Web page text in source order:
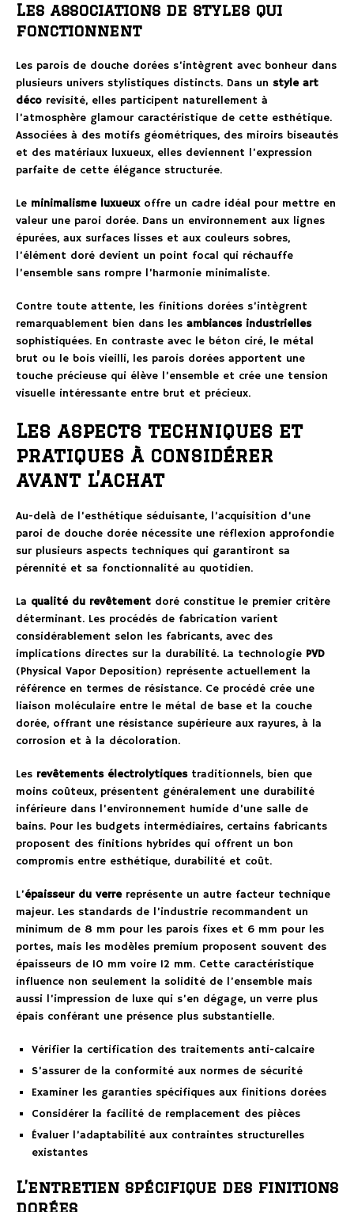
Les associations de styles qui
fonctionnent
Les parois de douche dorées s’intègrent avec bonheur dans
plusieurs univers stylistiques distincts. Dans un style art
déco revisité, elles participent naturellement à
l’atmosphère glamour caractéristique de cette esthétique.
Associées à des motifs géométriques, des miroirs biseautés
et des matériaux luxueux, elles deviennent l’expression
parfaite de cette élégance structurée.
Le minimalisme luxueuxoffre un cadre idéal pour mettre en
valeur une paroi dorée. Dans un environnement aux lignes
épurées, aux surfaces lisses et aux couleurs sobres,
l’élément doré devient un point focal qui réchauffe
l’ensemble sans rompre l’harmonie minimaliste.
Contre toute attente, les finitions dorées s’intègrent
remarquablement bien dans les ambiances industrielles
sophistiquées. En contraste avec le béton ciré, le métal
brut ou le bois vieilli, les parois dorées apportent une
touche précieuse qui élève l’ensemble et crée une tension
visuelle intéressante entre brut et précieux.
Les aspects techniques et
pratiques à considérer
avant l’achat
Au-delà de l’esthétique séduisante, l’acquisition d’une
paroi de douche dorée nécessite une réflexion approfondie
sur plusieurs aspects techniques qui garantiront sa
pérennité et sa fonctionnalité au quotidien.
La qualité du revêtement doré constitue le premier critère
déterminant. Les procédés de fabrication varient
considérablement selon les fabricants, avec des
implications directes sur la durabilité. La technologie PVD
(Physical Vapor Deposition) représente actuellement la
référence en termes de résistance. Ce procédé crée une
liaison moléculaire entre le métal de base et la couche
dorée, offrant une résistance supérieure aux rayures, à la
corrosion et à la décoloration.
Les revêtements électrolytiquestraditionnels, bien que
moins coûteux, présentent généralement une durabilité
inférieure dans l’environnement humide d’une salle de
bains. Pour les budgets intermédiaires, certains fabricants
proposent des finitions hybrides qui offrent un bon
compromis entre esthétique, durabilité et coût.
L’épaisseur du verrereprésente un autre facteur technique
majeur. Les standards de l’industrie recommandent un
minimum de 8 mm pour les parois fixes et 6 mm pour les
portes, mais les modèles premium proposent souvent des
épaisseurs de 10 mm voire 12 mm. Cette caractéristique
influence non seulement la solidité de l’ensemble mais
aussi l’impression de luxe qui s’en dégage, un verre plus
épais conférant une présence plus substantielle.
Vérifier la certification des traitements anti-calcaire
S’assurer de la conformité aux normes de sécurité
Examiner les garanties spécifiques aux finitions dorées
Considérer la facilité de remplacement des pièces
Évaluer l’adaptabilité aux contraintes structurelles
existantes
L’entretien spécifique des finitions
dorées